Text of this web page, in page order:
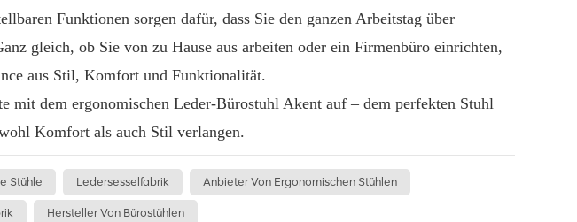
Funktionen sorgen dafür, dass Sie den ganzen Arbeitstag über
gleich, ob Sie von zu Hause aus arbeiten oder ein Firmenbüro einrichten,
aus Stil, Komfort und Funktionalität.
mit dem ergonomischen Leder-Bürostuhl Akent auf – dem perfekten Stuhl
Komfort als auch Stil verlangen.
Stühle Ledersesselfabrik Anbieter Von Ergonomischen Stühlen
Hersteller Von Bürostühlen